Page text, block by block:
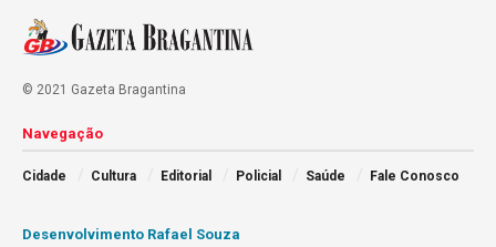
© 2021 Gazeta Bragantina
Navegação
Cidade Cultura Editorial Policial Saúde Fale Conosco
Desenvolvimento Rafael Souza